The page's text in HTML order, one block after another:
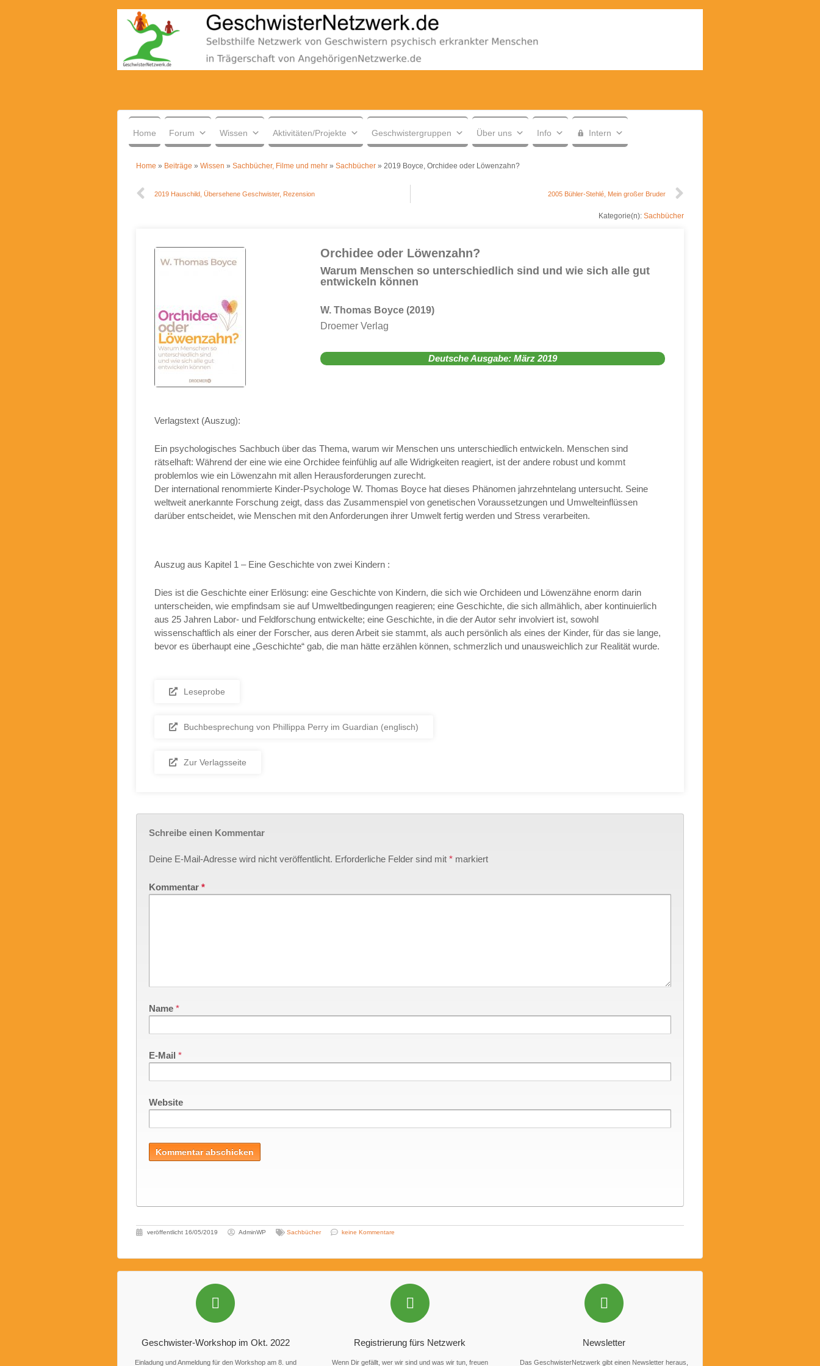
Home Forum Wissen Aktivitäten/Projekte Geschwistergruppen Über uns Info Intern
Home » Beiträge » Wissen » Sachbücher, Filme und mehr » Sachbücher » 2019 Boyce, Orchidee oder Löwenzahn?
2019 Hauschild, Übersehene Geschwister, Rezension 2005 Bühler-Stehlé, Mein großer Bruder
Kategorie(n): Sachbücher
Orchidee oder Löwenzahn?
Warum Menschen so unterschiedlich sind und wie sich alle gut
entwickeln können
W. Thomas Boyce (2019)
Droemer Verlag
Deutsche Ausgabe: März 2019
Verlagstext (Auszug):
Ein psychologisches Sachbuch über das Thema, warum wir Menschen uns unterschiedlich entwickeln. Menschen sind
rätselhaft: Während der eine wie eine Orchidee feinfühlig auf alle Widrigkeiten reagiert, ist der andere robust und kommt
problemlos wie ein Löwenzahn mit allen Herausforderungen zurecht.
Der international renommierte Kinder-Psychologe W. Thomas Boyce hat dieses Phänomen jahrzehntelang untersucht. Seine
weltweit anerkannte Forschung zeigt, dass das Zusammenspiel von genetischen Voraussetzungen und Umwelteinflüssen
darüber entscheidet, wie Menschen mit den Anforderungen ihrer Umwelt fertig werden und Stress verarbeiten.
Auszug aus Kapitel 1 – Eine Geschichte von zwei Kindern :
Dies ist die Geschichte einer Erlösung: eine Geschichte von Kindern, die sich wie Orchideen und Löwenzähne enorm darin
unterscheiden, wie empfindsam sie auf Umweltbedingungen reagieren; eine Geschichte, die sich allmählich, aber kontinuierlich
aus 25 Jahren Labor- und Feldforschung entwickelte; eine Geschichte, in die der Autor sehr involviert ist, sowohl
wissenschaftlich als einer der Forscher, aus deren Arbeit sie stammt, als auch persönlich als eines der Kinder, für das sie lange,
bevor es überhaupt eine „Geschichte“ gab, die man hätte erzählen können, schmerzlich und unausweichlich zur Realität wurde.
Leseprobe
Buchbesprechung von Phillippa Perry im Guardian (englisch)
Zur Verlagsseite
Schreibe einen Kommentar
Deine E-Mail-Adresse wird nicht veröffentlicht. Erforderliche Felder sind mit * markiert
Kommentar *
Name *
E-Mail *
Website
veröffentlicht 16/05/2019 AdminWP Sachbücher keine Kommentare
Geschwister-Workshop im Okt. 2022
Einladung und Anmeldung für den Workshop am 8. und
Registrierung fürs Netzwerk
Wenn Dir gefällt, wer wir sind und was wir tun, freuen
Newsletter
Das GeschwisterNetzwerk gibt einen Newsletter heraus,